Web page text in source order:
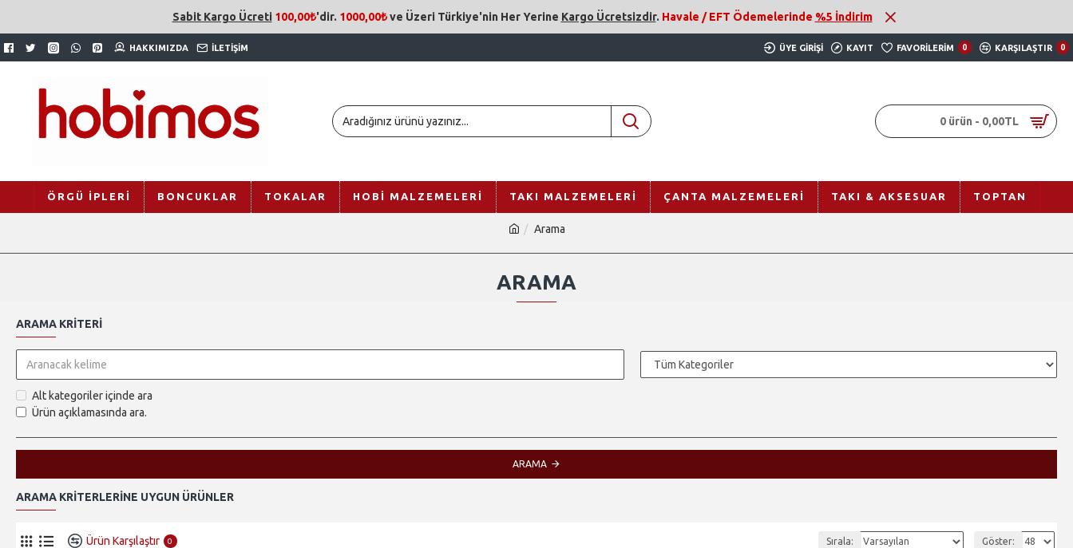
Sabit Kargo Ücreti 100,00₺'dir. 1000,00₺ve Üzeri Türkiye'nin Her Yerine Kargo Ücretsizdir. Havale / EFT Ödemelerinde %5 İndirim
HAKKIMIZDA İLETIŞIM ÜYE GIRIŞI KAYIT FAVORILERIM 0 KARŞILAŞTIR 0
0 ürün - 0,00TL
ÖRGÜ İPLERI BONCUKLAR TOKALAR HOBI MALZEMELERI TAKI MALZEMELERI ÇANTA MALZEMELERI TAKI & AKSESUAR TOPTAN
Arama
ARAMA
ARAMA KRITERI
Alt kategoriler içinde ara
Ürün açıklamasında ara.
ARAMA
ARAMA KRITERLERINE UYGUN ÜRÜNLER
Ürün Karşılaştır 0 Sırala: Göster: